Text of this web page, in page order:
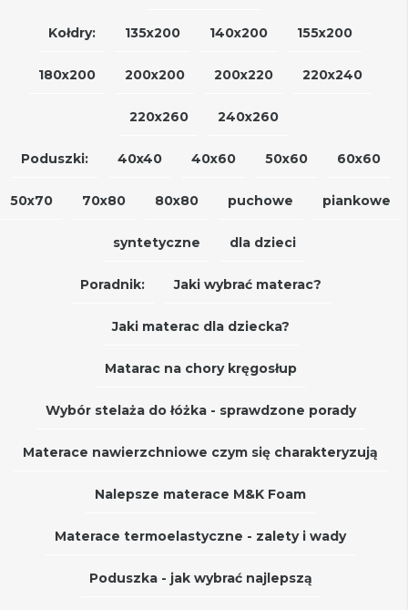
Kołdry: 135x200 140x200 155x200
180x200 200x200 200x220 220x240
220x260 240x260
Poduszki: 40x40 40x60 50x60 60x60
50x70 70x80 80x80 puchowe piankowe
syntetyczne dla dzieci
Poradnik: Jaki wybrać materac?
Jaki materac dla dziecka?
Matarac na chory kręgosłup
Wybór stelaża do łóżka - sprawdzone porady
Materace nawierzchniowe czym się charakteryzują
Nalepsze materace M&K Foam
Materace termoelastyczne - zalety i wady
Poduszka - jak wybrać najlepszą